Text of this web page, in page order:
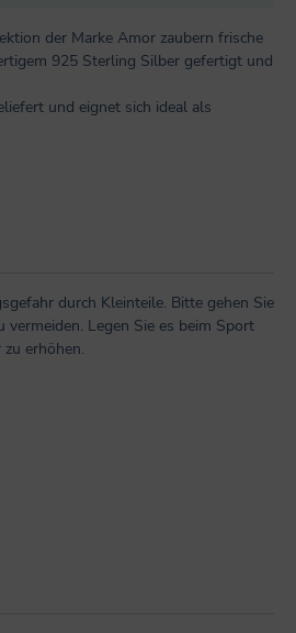
der Marke Amor zaubern frische
925 Sterling Silber gefertigt und
und eignet sich ideal als
durch Kleinteile. Bitte gehen Sie
Legen Sie es beim Sport
erhöhen.